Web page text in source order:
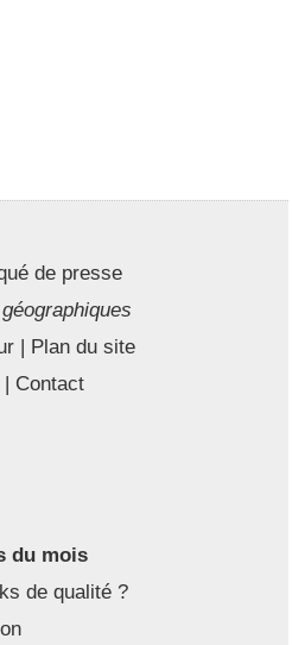
de presse
| Plan du site
| Contact
du mois
de qualité ?